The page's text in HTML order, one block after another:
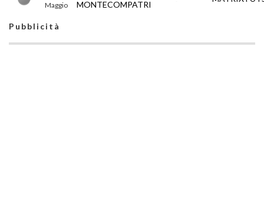
Maggio
MONTECOMPATRI
Pubblicità